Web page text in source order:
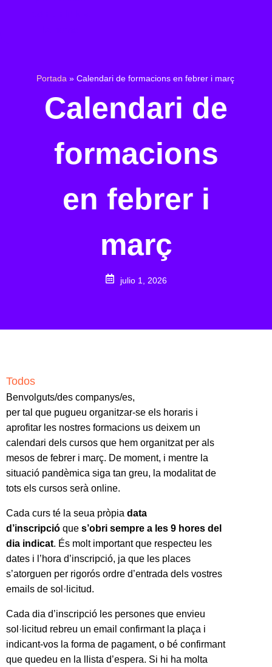
Portada » Calendari de formacions en febrer i març
Calendari de
formacions
en febrer i
març
julio 1, 2026
Todos
Benvolguts/des companys/es,
per tal que pugueu organitzar-se els horaris i
aprofitar les nostres formacions us deixem un
calendari dels cursos que hem organitzat per als
mesos de febrer i març. De moment, i mentre la
situació pandèmica siga tan greu, la modalitat de
tots els cursos serà online.
Cada curs té la seua pròpia data
d’inscripció que s’obri sempre a les 9 hores del
dia indicat. És molt important que respecteu les
dates i l’hora d’inscripció, ja que les places
s’atorguen per rigorós ordre d’entrada dels vostres
emails de sol·licitud.
Cada dia d’inscripció les persones que envieu
sol·licitud rebreu un email confirmant la plaça i
indicant-vos la forma de pagament, o bé confirmant
que quedeu en la llista d’espera. Si hi ha molta